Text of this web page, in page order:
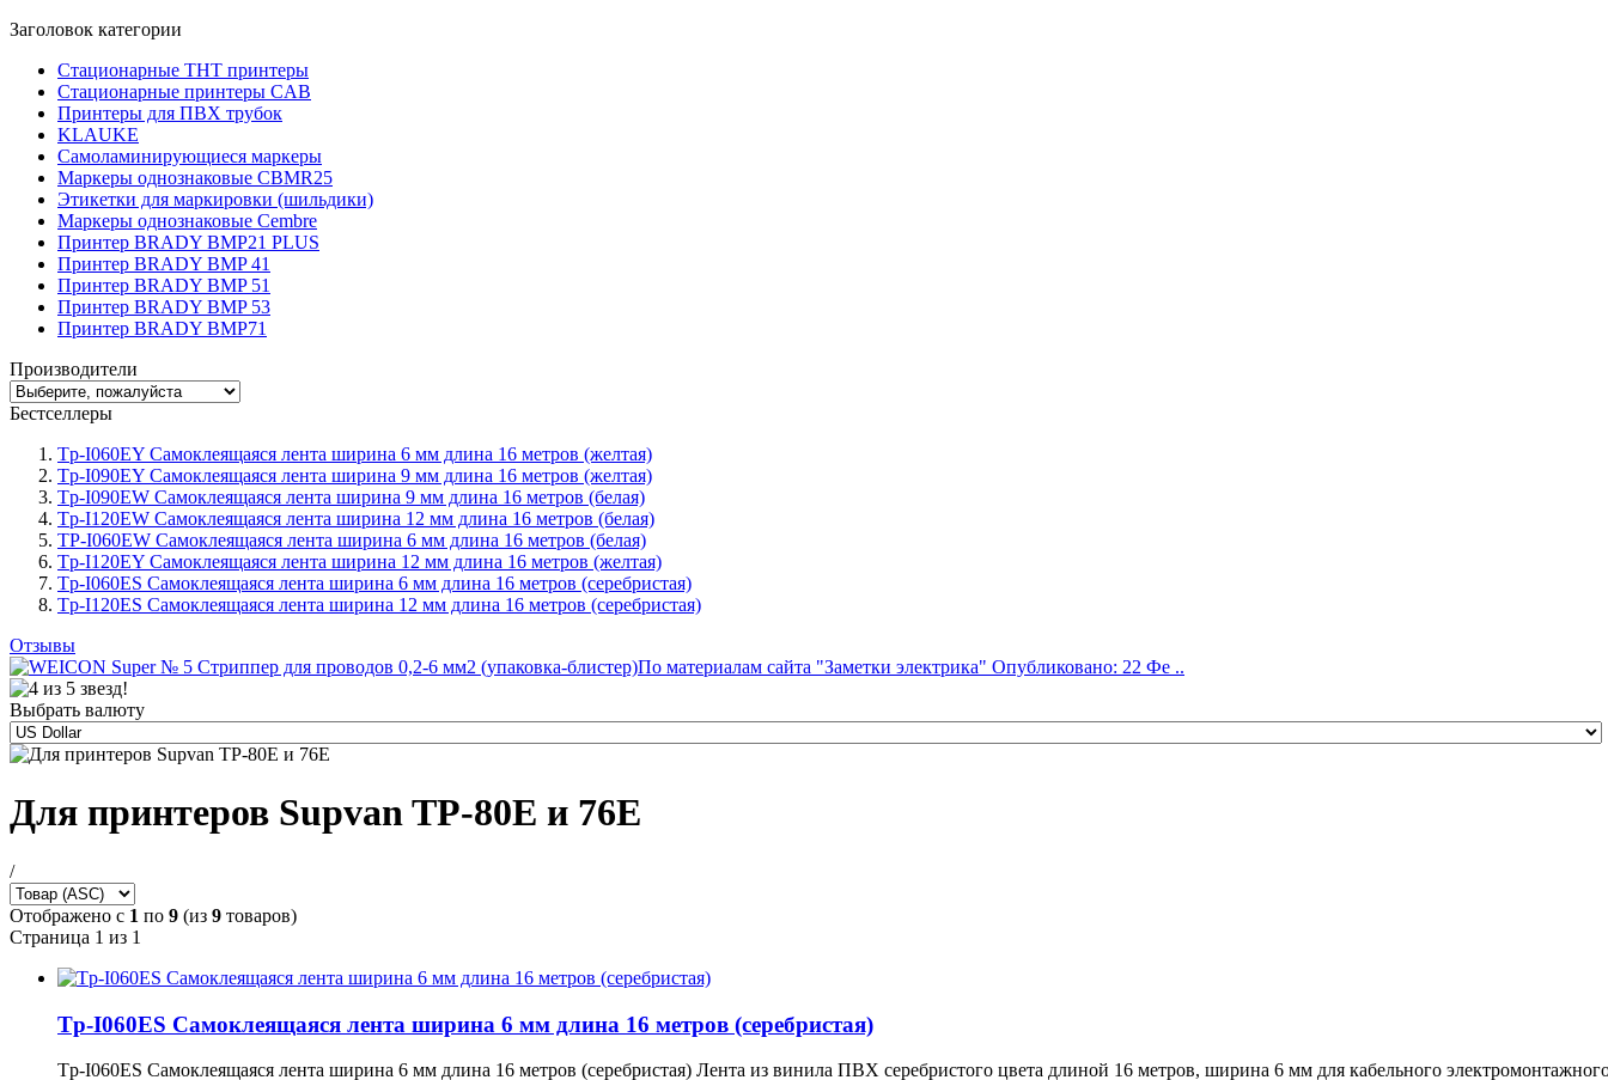
Заголовок категории
Стационарные THT принтеры
Стационарные принтеры CAB
Принтеры для ПВХ трубок
KLAUKE
Самоламинирующиеся маркеры
Маркеры однознаковые CBMR25
Этикетки для маркировки (шильдики)
Маркеры однознаковые Cembre
Принтер BRADY BMP21 PLUS
Принтер BRADY BMP 41
Принтер BRADY BMP 51
Принтер BRADY BMP 53
Принтер BRADY BMP71
Производители
Бестселлеры
Tp-I060EY Самоклеящаяся лента ширина 6 мм длина 16 метров (желтая)
Tp-I090EY Самоклеящаяся лента ширина 9 мм длина 16 метров (желтая)
Tp-I090EW Самоклеящаяся лента ширина 9 мм длина 16 метров (белая)
Tp-I120EW Самоклеящаяся лента ширина 12 мм длина 16 метров (белая)
TP-I060EW Самоклеящаяся лента ширина 6 мм длина 16 метров (белая)
Tp-I120EY Самоклеящаяся лента ширина 12 мм длина 16 метров (желтая)
Tp-I060ES Самоклеящаяся лента ширина 6 мм длина 16 метров (серебристая)
Tp-I120ES Самоклеящаяся лента ширина 12 мм длина 16 метров (серебристая)
Отзывы
По материалам сайта "Заметки электрика" Опубликовано: 22 Фе ..
Выбрать валюту
Для принтеров Supvan TP-80E и 76E
/
Отображено с 1 по 9 (из 9 товаров)
Страница 1 из 1
Tp-I060ES Самоклеящаяся лента ширина 6 мм длина 16 метров (серебристая)
Tp-I060ES Самоклеящаяся лента ширина 6 мм длина 16 метров (серебристая) Лента из винила ПВХ серебристого цвета длиной 16 метров, ширина 6 мм для кабельного